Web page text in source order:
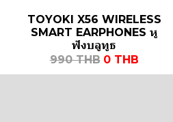
TOYOKI X56 WIRELESS
SMART EARPHONES หู
ฟังบลูทูธ
990 THB 0 THB